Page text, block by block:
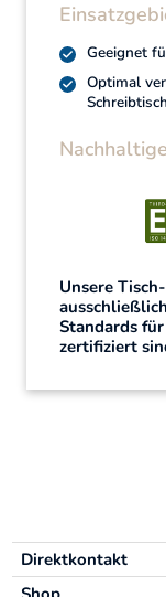
Geeignet
Optimal
Unsere
Standards
zertifiziert
Direktkontakt